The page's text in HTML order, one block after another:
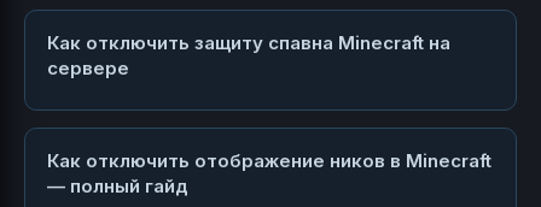
Как отключить защиту спавна Minecraft на
сервере
Как отключить отображение ников в Minecraft
— полный гайд